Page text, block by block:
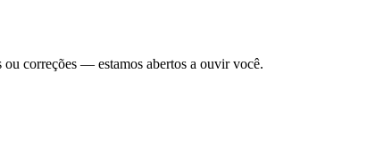
ou correções — estamos abertos a ouvir você.